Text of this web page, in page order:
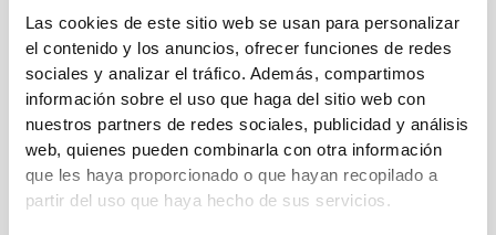
Las cookies de este sitio web se usan para personalizar
el contenido y los anuncios, ofrecer funciones de redes
sociales y analizar el tráfico. Además, compartimos
información sobre el uso que haga del sitio web con
nuestros partners de redes sociales, publicidad y análisis
web, quienes pueden combinarla con otra información
que les haya proporcionado o que hayan recopilado a
partir del uso que haya hecho de sus servicios.